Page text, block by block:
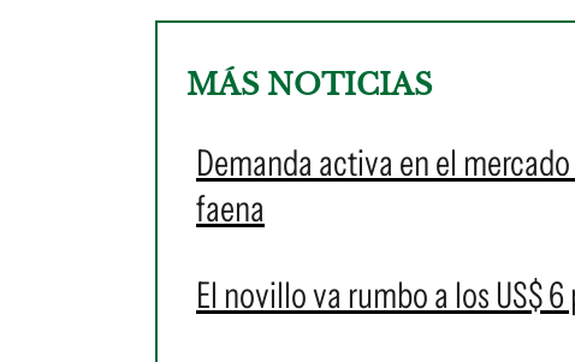
MÁS NOTICIAS
Demanda activa en el
faena
El novillo va rumbo a los US$